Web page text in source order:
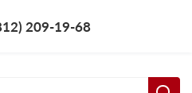
209-19-68